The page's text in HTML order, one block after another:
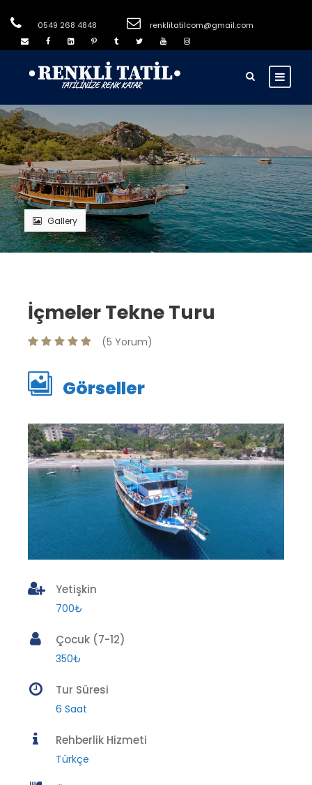
0549 268 4848 renklitatilcom@gmail.com
Gallery
İçmeler Tekne Turu
(5 Yorum)
Görseller
Yetişkin
700₺
Çocuk (7-12)
350₺
Tur Süresi
6 Saat
Rehberlik Hizmeti
Türkçe